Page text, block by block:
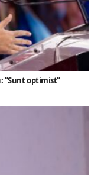
”Sunt optimist”